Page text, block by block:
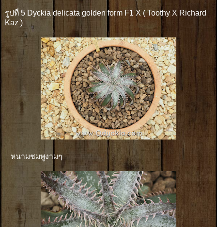
รูปที่ 5 Dyckia delicata golden form F1 X ( Toothy X Richard
Kaz )
หนามชมพูงามๆ